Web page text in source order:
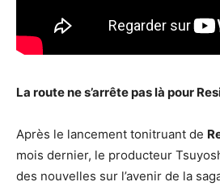
La route ne s’arrête pas là pour
Après le lancement tonitruant de
mois dernier, le producteur
des nouvelles sur l’avenir de la